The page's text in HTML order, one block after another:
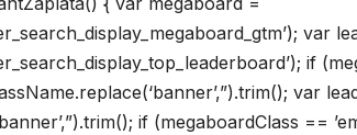
var
if
var
if (megaboardClass ==